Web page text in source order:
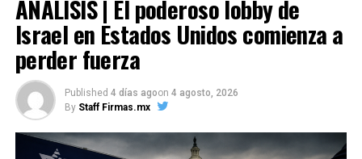
Me gusta esto:
COMPARTE ESTA INFORMACIÓN
ANÁLISIS | El poderoso lobby de
Israel en Estados Unidos comienza a
perder fuerza
Published 4 días agoon 4 agosto, 2026
By Staff Firmas.mx